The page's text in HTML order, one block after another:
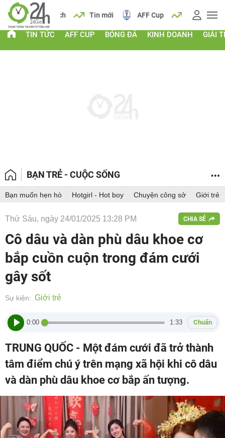
Lịch Tin mới AFF Cup Giá vàng
TIN TỨC AFF CUP BÓNG ĐÁ KINH DOANH GIẢI
BẠN TRẺ - CUỘC SỐNG
Bạn muốn hẹn hò Hotgirl - Hot boy Chuyện công sở Giới trẻ
Thứ Sáu, ngày 24/01/2025 13:28 PM CHIA SẺ
Cô dâu và dàn phù dâu khoe cơ
bắp cuồn cuộn trong đám cưới
gây sốt
Sự kiện: Giới trẻ
0:00 1:33 Chuẩn
TRUNG QUỐC - Một đám cưới đã trở thành
tâm điểm chú ý trên mạng xã hội khi cô dâu
và dàn phù dâu khoe cơ bắp ấn tượng.